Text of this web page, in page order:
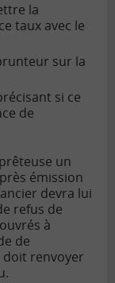
la
taux avec le
sur la
si ce
de
un
émission
devra lui
refus de
à
de
renvoyer